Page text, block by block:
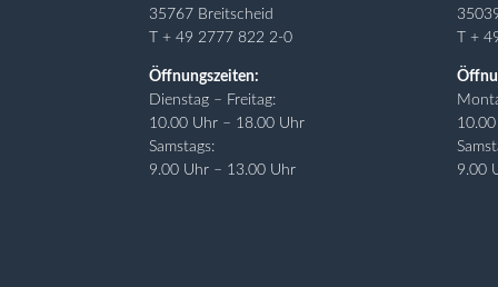
35767 Breitscheid
T + 49 2777 822 2-0
Öffnungszeiten:
Dienstag – Freitag:
10.00 Uhr – 18.00 Uhr
Samstags:
9.00 Uhr – 13.00 Uhr
T +
9.00